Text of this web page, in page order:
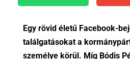
Egy rövid életű Facebook-
találgatásokat a
személye körül. Míg Bódis